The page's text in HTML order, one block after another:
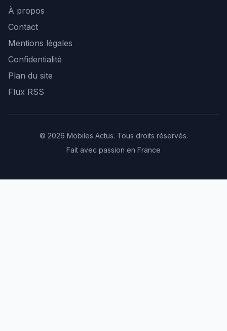
À propos
Contact
Mentions légales
Confidentialité
Plan du site
Flux RSS
© 2026 Mobiles Actus. Tous droits réservés.
Fait avec passion en France